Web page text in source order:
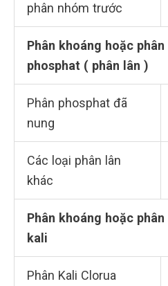
phân nhóm trước
Phân khoáng hoặc
phosphat ( phân lân )
Phân phosphat đã
nung
Các loại phân lân
khác
Phân khoáng hoặc
kali
Phân Kali Clorua